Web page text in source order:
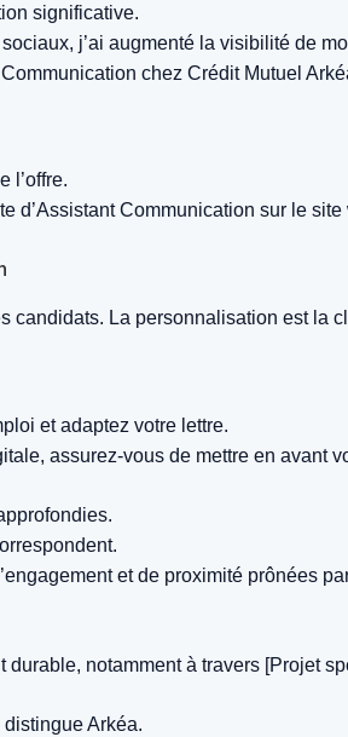
significative.
j’ai augmenté la visibilité de
chez Crédit Mutuel
l’offre.
d’Assistant Communication sur le
candidats. La personnalisation est la
et adaptez votre lettre.
assurez-vous de mettre en avant
et de proximité prônées
notamment à travers [Projet
Arkéa.